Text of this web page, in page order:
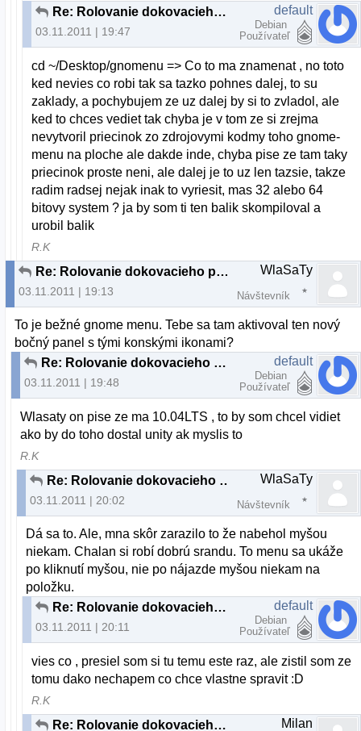
Re: Rolovanie dokovacieho panelu a "plocha"
03.11.2011 | 19:47
default
Debian
Používateľ
cd ~/Desktop/gnomenu => Co to ma znamenat , no toto
ked nevies co robi tak sa tazko pohnes dalej, to su
zaklady, a pochybujem ze uz dalej by si to zvladol, ale
ked to chces vediet tak chyba je v tom ze si zrejma
nevytvoril priecinok zo zdrojovymi kodmy toho gnome-
menu na ploche ale dakde inde, chyba pise ze tam taky
priecinok proste neni, ale dalej je to uz len tazsie, takze
radim radsej nejak inak to vyriesit, mas 32 alebo 64
bitovy system ? ja by som ti ten balik skompiloval a
urobil balik
R.K
Re: Rolovanie dokovacieho panelu a "plocha"
03.11.2011 | 19:13
WlaSaTy
Návštevník
To je bežné gnome menu. Tebe sa tam aktivoval ten nový
bočný panel s tými konskými ikonami?
Re: Rolovanie dokovacieho panelu a "plocha"
03.11.2011 | 19:48
default
Debian
Používateľ
Wlasaty on pise ze ma 10.04LTS , to by som chcel vidiet
ako by do toho dostal unity ak myslis to
R.K
Re: Rolovanie dokovacieho panelu a "plocha"
03.11.2011 | 20:02
WlaSaTy
Návštevník
Dá sa to. Ale, mna skôr zarazilo to že nabehol myšou
niekam. Chalan si robí dobrú srandu. To menu sa ukáže
po kliknutí myšou, nie po nájazde myšou niekam na
položku.
Re: Rolovanie dokovacieho panelu a "plocha"
03.11.2011 | 20:11
default
Debian
Používateľ
vies co , presiel som si tu temu este raz, ale zistil som ze
tomu dako nechapem co chce vlastne spravit :D
R.K
Re: Rolovanie dokovacieho panelu a "plocha" Milan